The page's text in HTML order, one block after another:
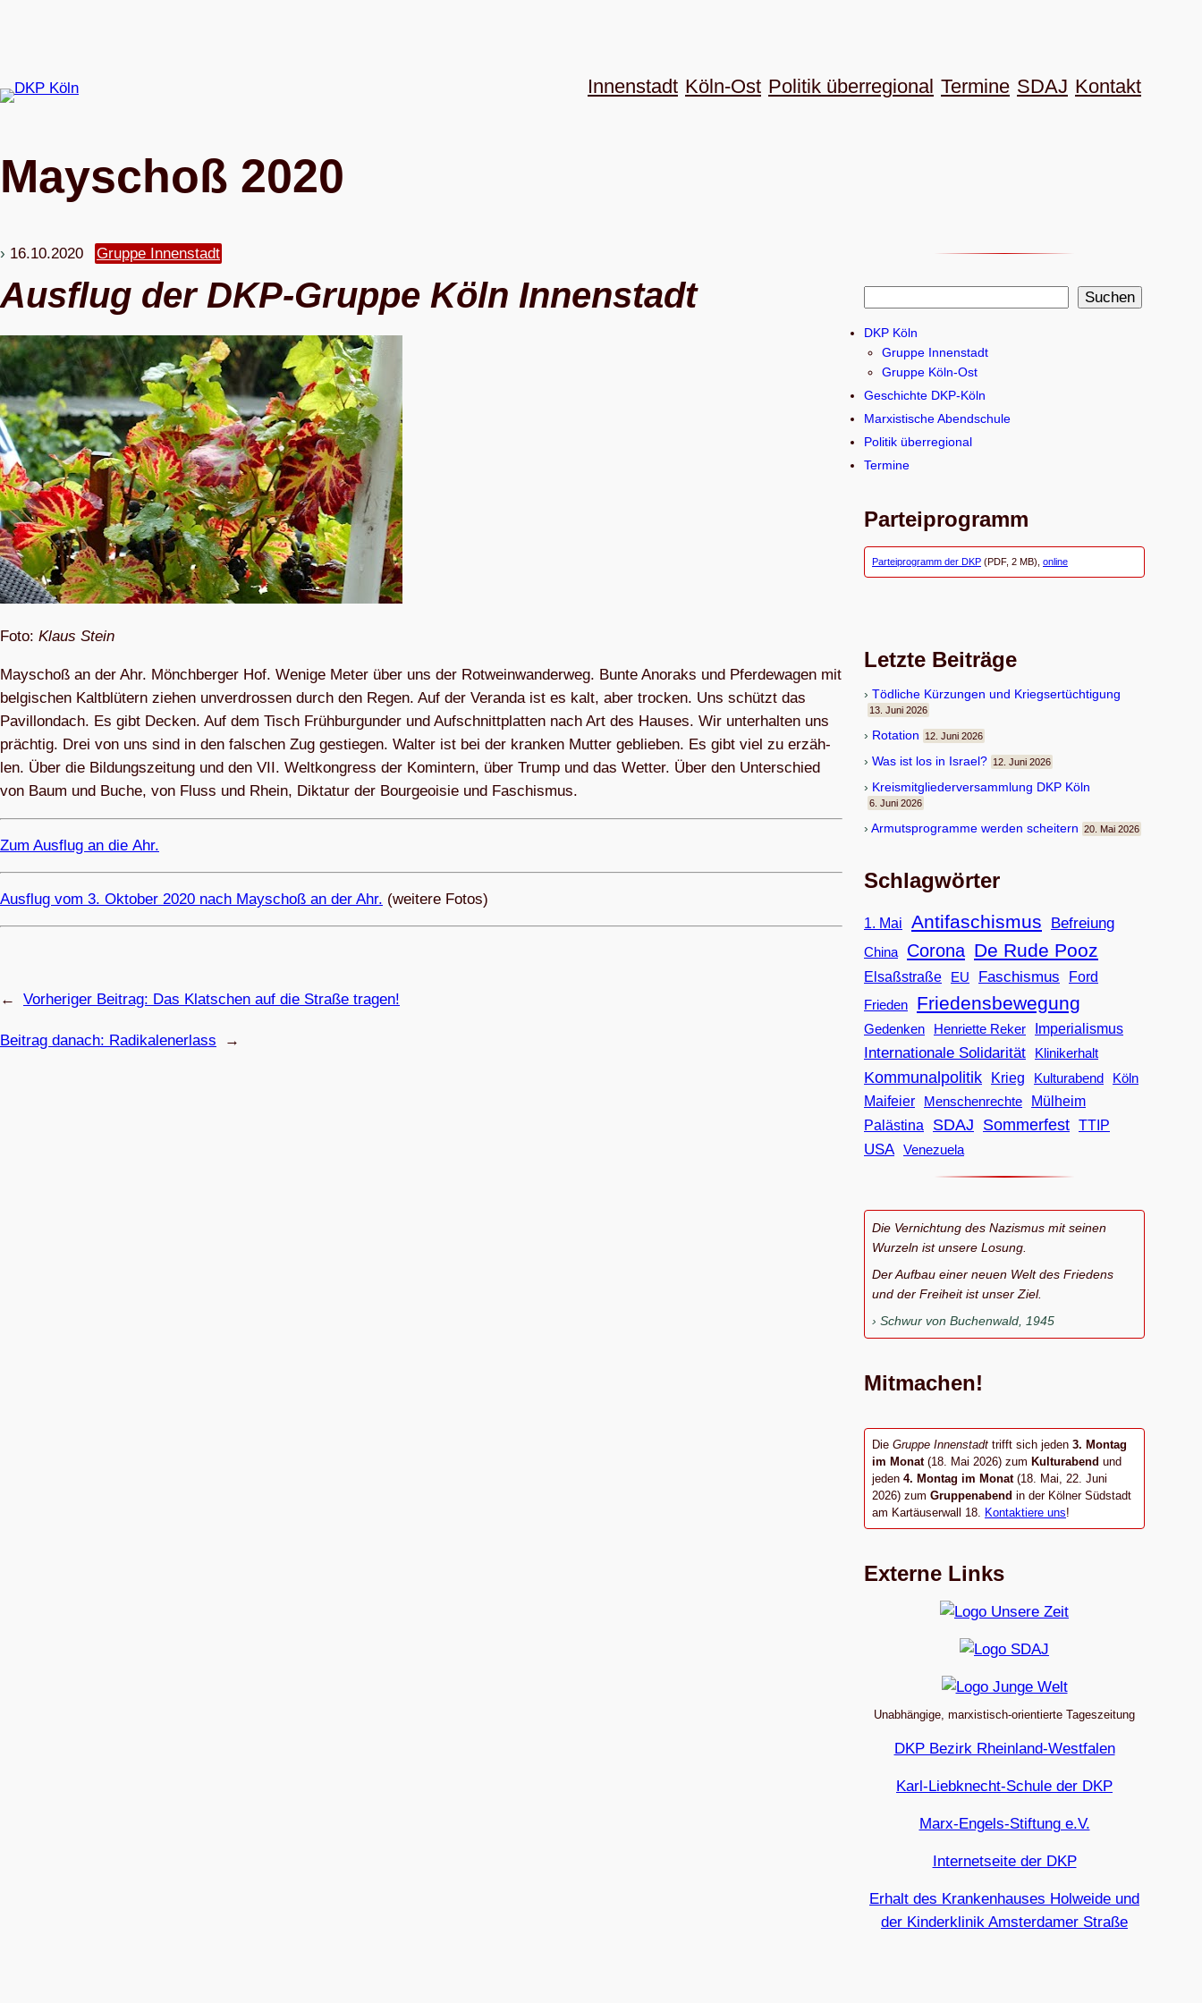
Innenstadt Köln-Ost Politik überregional Termine SDAJ Kon­takt
May­schoß 2020
16.10.2020 Gruppe Innenstadt
Aus­flug der DKP-Gruppe Köln Innenstadt
Foto: Klaus Stein
May­schoß an der Ahr. Mönch­ber­ger Hof. Wenige Meter über uns der Rot­wein­wan­der­weg. Bunte Ano­raks und Pfer­de­wa­gen mit
bel­gi­schen Kalt­blü­tern zie­hen unver­dros­sen durch den Regen. Auf der Veranda ist es kalt, aber tro­cken. Uns schützt das
Pavil­londach. Es gibt Decken. Auf dem Tisch Früh­bur­gun­der und Auf­schnitt­plat­ten nach Art des Hau­ses. Wir unter­hal­ten uns
präch­tig. Drei von uns sind in den fal­schen Zug gestie­gen. Wal­ter ist bei der kran­ken Mut­ter geblie­ben. Es gibt viel zu erzäh­
len. Über die Bil­dungs­zei­tung und den VII. Welt­kon­gress der Kom­in­tern, über Trump und das Wet­ter. Über den Unter­schied
von Baum und Buche, von Fluss und Rhein, Dik­ta­tur der Bour­geoi­sie und Faschismus.
Zum Aus­flug an die Ahr.
Aus­flug vom 3. Okto­ber 2020 nach May­schoß an der Ahr. (wei­tere Fotos)
← Vorheriger Beitrag: Das Klat­schen auf die Straße tragen!
Beitrag danach: Radi­ka­len­er­lass →
h
e
n
Suchen
DKP Köln
Gruppe Innenstadt
Gruppe Köln-Ost
Geschichte DKP-Köln
Marxistische Abendschule
Politik überregional
Termine
Parteiprogramm
Parteiprogramm der DKP (PDF, 2 MB), online
Letzte Beiträge
Töd­li­che Kür­zun­gen und Kriegsertüchtigung
13. Juni 2026
Rota­tion 12. Juni 2026
Was ist los in Israel? 12. Juni 2026
Kreis­mit­glie­der­ver­samm­lung DKP Köln
6. Juni 2026
Armuts­pro­gramme wer­den scheitern 20. Mai 2026
Schlagwörter
1. Mai Antifaschismus Befreiung
China Corona De Rude Pooz
Elsaßstraße EU Faschismus
Ford
Frieden
Friedensbewegung
Gedenken Henriette Reker Imperialismus
Internationale Solidarität Klinikerhalt
Kommunalpolitik Krieg Kulturabend
Köln
Maifeier
Menschenrechte
Mülheim
Palästina
SDAJ Sommerfest TTIP
USA Venezuela
Die Vernichtung des Nazismus mit seinen
Wurzeln ist unsere Losung.
Der Aufbau einer neuen Welt des Friedens
und der Freiheit ist unser Ziel.
Schwur von Buchenwald, 1945
Mitmachen!
Die Gruppe Innenstadt trifft sich jeden 3. Montag
im Monat (18. Mai 2026) zum Kulturabend und
jeden 4. Montag im Monat(18. Mai, 22. Juni
2026) zum Gruppenabend in der Kölner Südstadt
am Kartäuserwall 18.
Kontaktiere uns!
Externe Links
Unabhängige, marxistisch-orientierte Tageszeitung
DKP Bezirk Rheinland-Westfalen
Karl-Liebknecht-Schule der DKP
Marx-Engels-Stiftung e.V.
Internetseite der DKP
Erhalt des Krankenhauses Holweide und
der Kinderklinik Amsterdamer Straße